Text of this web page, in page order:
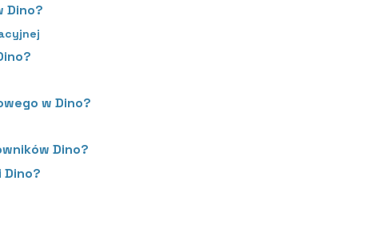
Dino?
w Dino?
Dino?